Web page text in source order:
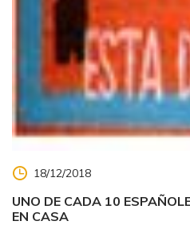
18/12/2018
UNO DE CADA 10
EN CASA